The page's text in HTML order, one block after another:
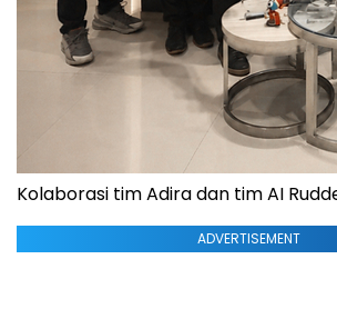
Kolaborasi tim Adira dan tim AI
ADVERTISEMENT